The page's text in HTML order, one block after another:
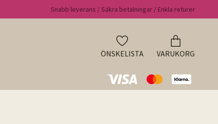
Snabb leverans / Säkra betalningar / Enkla returer
ÖNSKELISTA VARUKORG